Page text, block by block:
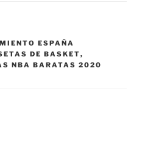
ESPAÑA
DE BASKET,
NBA BARATAS 2020